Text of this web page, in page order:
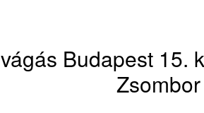
Budapest 15.
Zsombor